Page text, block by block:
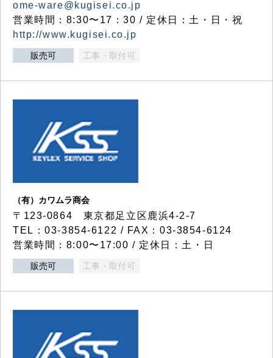
ome-ware@kugisei.co.jp
営業時間：8:30〜17：30 / 定休日：土・日・祝
http://www.kugisei.co.jp
販売可 工事・取付可
（有）カワムラ商会
〒123-0864 東京都足立区鹿浜4-2-7
TEL：03-3854-6122 / FAX：03-3854-6124
営業時間：8:00〜17:00 / 定休日：土・日
販売可 工事・取付可